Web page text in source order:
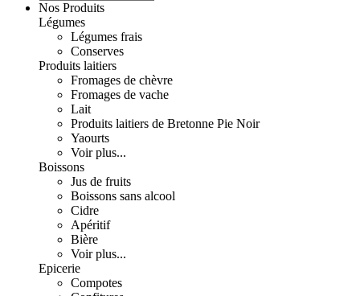
Nos Produits
Légumes
Légumes frais
Conserves
Produits laitiers
Fromages de chèvre
Fromages de vache
Lait
Produits laitiers de Bretonne Pie Noir
Yaourts
Voir plus...
Boissons
Jus de fruits
Boissons sans alcool
Cidre
Apéritif
Bière
Voir plus...
Epicerie
Compotes